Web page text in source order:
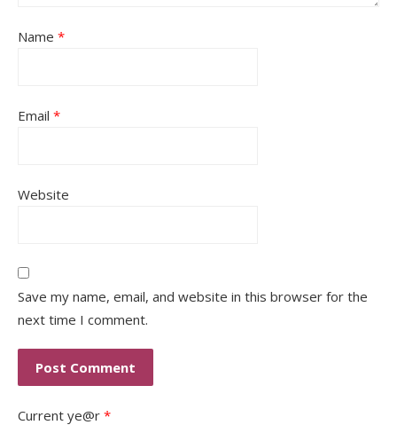
Name *
Email *
Website
Save my name, email, and website in this browser for the
next time I comment.
Current ye@r *